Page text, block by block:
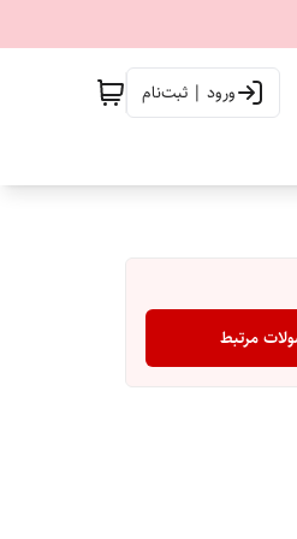
ورود | ثبت‌نام
مرتبط